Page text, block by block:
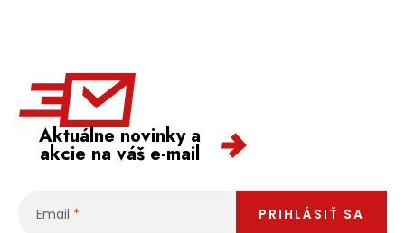
Aktuálne novinky a
akcie na váš e-mail
Email PRIHLÁSIŤ SA